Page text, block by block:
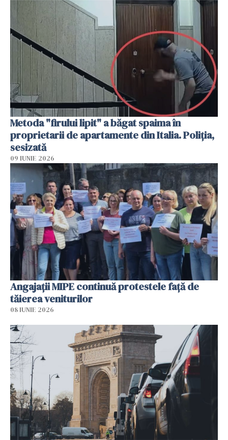
Metoda "firului lipit" a băgat spaima în
proprietarii de apartamente din Italia. Poliția,
sesizată
09 IUNIE 2026
Angajaţii MIPE continuă protestele faţă de
tăierea veniturilor
08 IUNIE 2026